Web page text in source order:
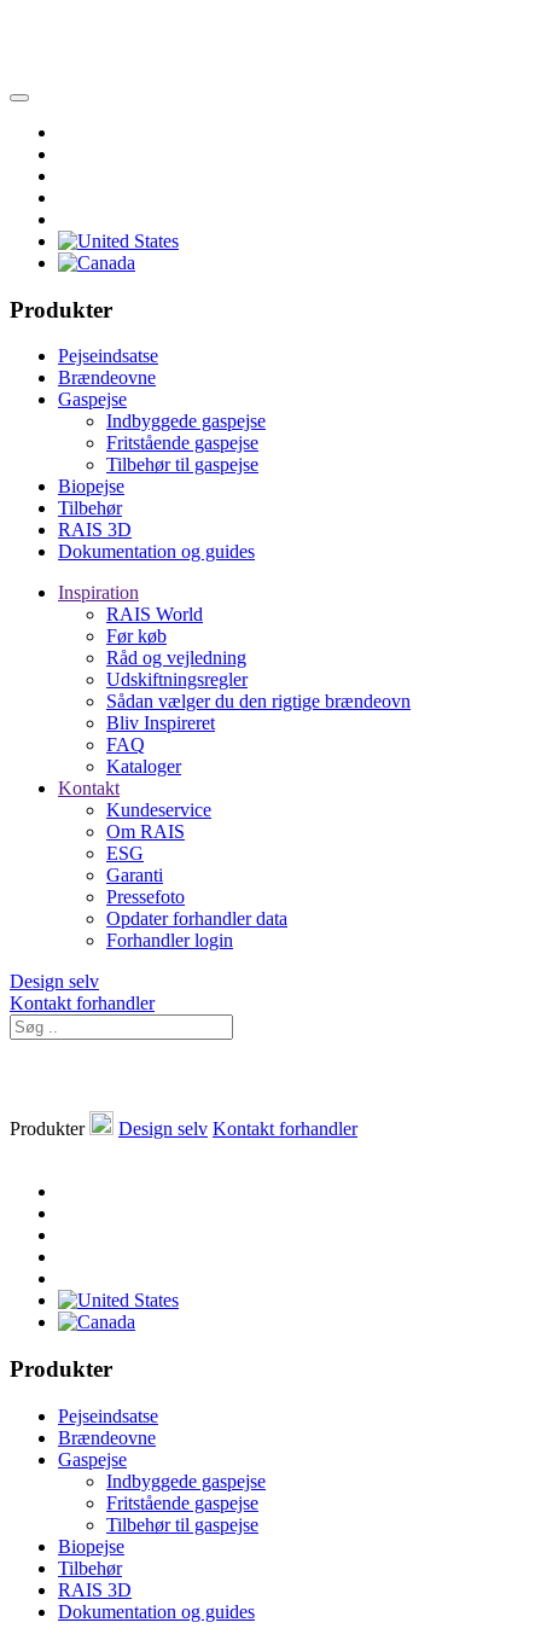
Produkter
Pejseindsatse
Brændeovne
Gaspejse
Indbyggede gaspejse
Fritstående gaspejse
Tilbehør til gaspejse
Biopejse
Tilbehør
RAIS 3D
Dokumentation og guides
Inspiration
RAIS World
Før køb
Råd og vejledning
Udskiftningsregler
Sådan vælger du den rigtige brændeovn
Bliv Inspireret
FAQ
Kataloger
Kontakt
Kundeservice
Om RAIS
ESG
Garanti
Pressefoto
Opdater forhandler data
Forhandler login
Design selv
Kontakt forhandler
Produkter Design selv Kontakt forhandler
Produkter
Pejseindsatse
Brændeovne
Gaspejse
Indbyggede gaspejse
Fritstående gaspejse
Tilbehør til gaspejse
Biopejse
Tilbehør
RAIS 3D
Dokumentation og guides